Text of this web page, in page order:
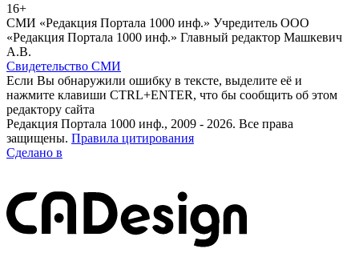
16+
СМИ «Редакция Портала 1000 инф.» Учредитель ООО
«Редакция Портала 1000 инф.» Главный редактор Машкевич
А.В.
Свидетельство СМИ
Если Вы обнаружили ошибку в тексте, выделите её и
нажмите клавиши CTRL+ENTER, что бы сообщить об этом
редактору сайта
Редакция Портала 1000 инф., 2009 - 2026. Все права
защищены. Правила цитирования
Сделано в